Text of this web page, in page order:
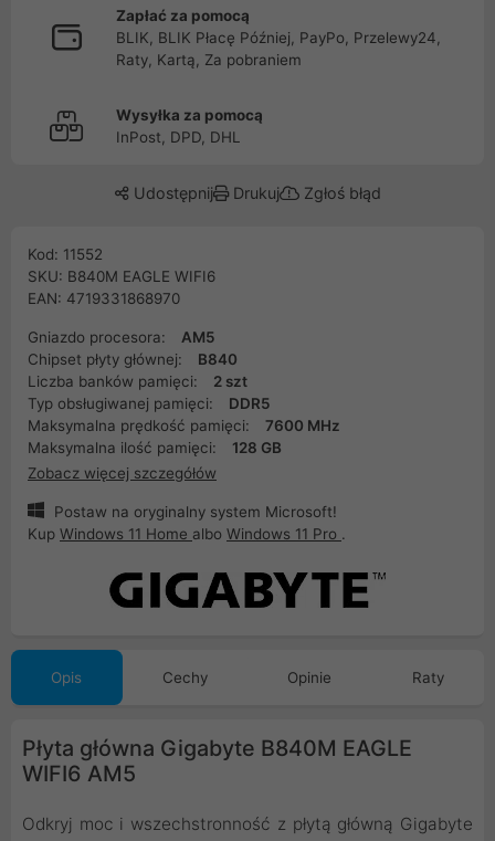
Zapłać za pomocą
BLIK, BLIK Płacę Później, PayPo, Przelewy24,
Raty, Kartą, Za pobraniem
Wysyłka za pomocą
InPost, DPD, DHL
Udostępnij Drukuj Zgłoś błąd
Kod: 11552
SKU: B840M EAGLE WIFI6
EAN: 4719331868970
Gniazdo procesora:
AM5
Chipset płyty głównej:
B840
Liczba banków pamięci:
2 szt
Typ obsługiwanej pamięci:
DDR5
Maksymalna prędkość pamięci:
7600 MHz
Maksymalna ilość pamięci:
128 GB
Zobacz więcej szczegółów
Postaw na oryginalny system Microsoft!
Kup Windows 11 Home albo Windows 11 Pro .
Opis Cechy Opinie Raty
Płyta główna Gigabyte B840M EAGLE
WIFI6 AM5
Odkryj moc i wszechstronność z płytą główną Gigabyte